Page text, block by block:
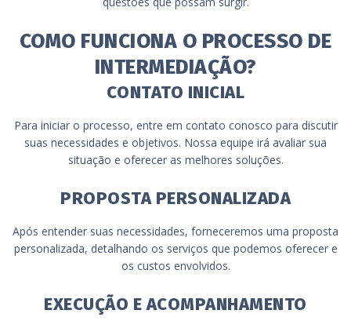
COMO FUNCIONA O PROCESSO DE
INTERMEDIAÇÃO?
CONTATO INICIAL
Para iniciar o processo, entre em contato conosco para discutir
suas necessidades e objetivos. Nossa equipe irá avaliar sua
situação e oferecer as melhores soluções.
PROPOSTA PERSONALIZADA
Após entender suas necessidades, forneceremos uma proposta
personalizada, detalhando os serviços que podemos oferecer e
os custos envolvidos.
EXECUÇÃO E ACOMPANHAMENTO